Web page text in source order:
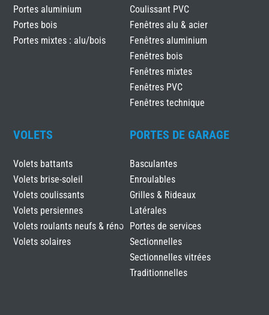
Portes aluminium
Portes bois
Portes mixtes : alu/bois
Coulissant PVC
Fenêtres alu & acier
Fenêtres aluminium
Fenêtres bois
Fenêtres mixtes
Fenêtres PVC
Fenêtres technique
VOLETS
Volets battants
Volets brise-soleil
Volets coulissants
Volets persiennes
Volets roulants neufs & réno
Volets solaires
PORTES DE GARAGE
Basculantes
Enroulables
Grilles & Rideaux
Latérales
Portes de services
Sectionnelles
Sectionnelles vitrées
Traditionnelles